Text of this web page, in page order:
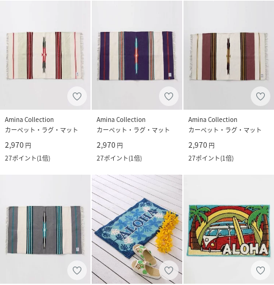
Amina Collection
カーペット・ラグ・マット
2,970 円
27ポイント(1倍)
Amina Collection
カーペット・ラグ・マット
2,970 円
27ポイント(1倍)
Amina Collection
カーペット・ラグ・マット
2,970 円
27ポイント(1倍)